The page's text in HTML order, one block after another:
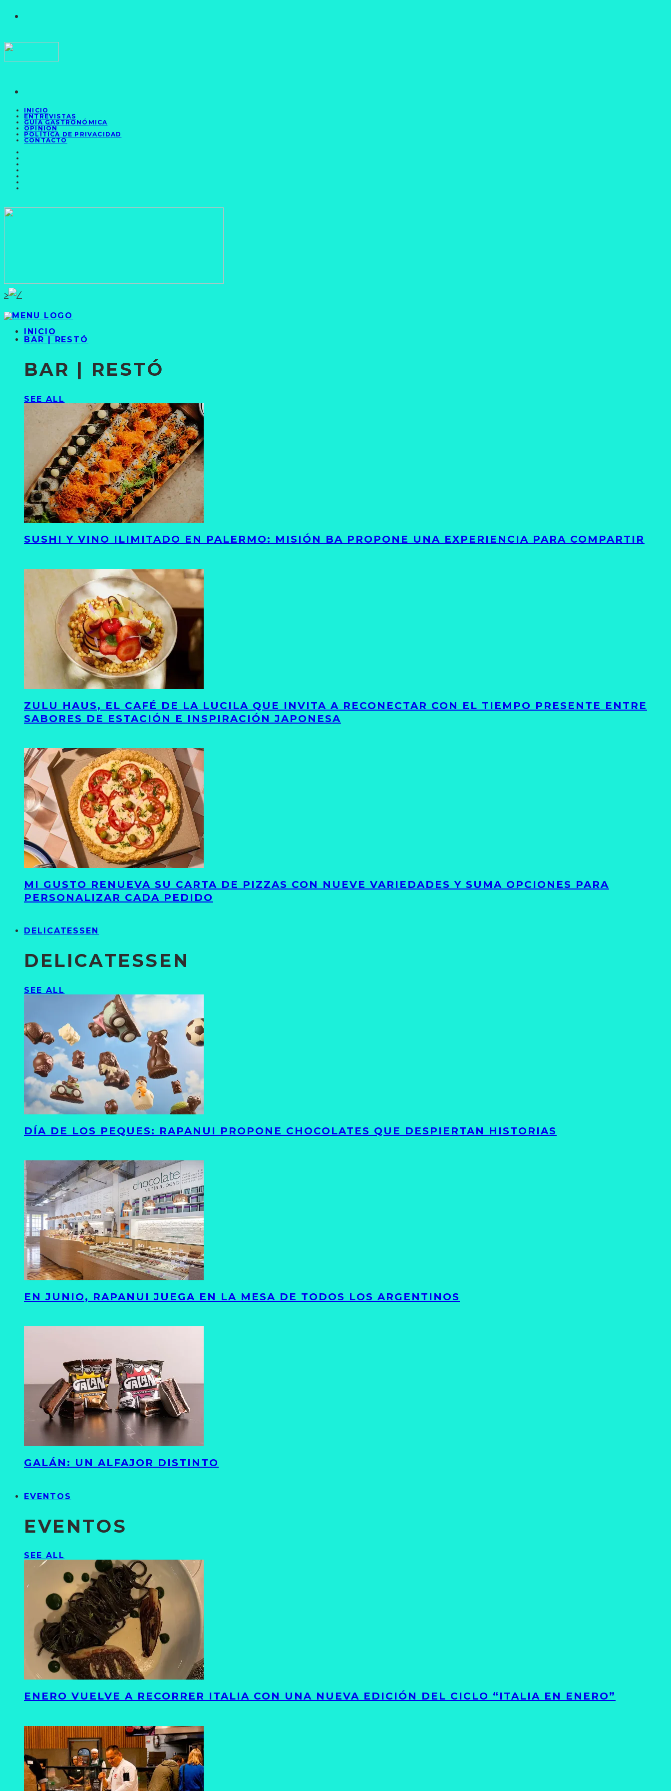
INICIO
ENTREVISTAS
GUÍA GASTRONÓMICA
OPINIÓN
POLÍTICA DE PRIVACIDAD
CONTACTO
>
INICIO
BAR | RESTÓ
BAR | RESTÓ
SEE ALL
SUSHI Y VINO ILIMITADO EN PALERMO: MISIÓN BA PROPONE UNA EXPERIENCIA PARA COMPARTIR
ZULU HAUS, EL CAFÉ DE LA LUCILA QUE INVITA A RECONECTAR CON EL TIEMPO PRESENTE ENTRE
SABORES DE ESTACIÓN E INSPIRACIÓN JAPONESA
MI GUSTO RENUEVA SU CARTA DE PIZZAS CON NUEVE VARIEDADES Y SUMA OPCIONES PARA
PERSONALIZAR CADA PEDIDO
DELICATESSEN
DELICATESSEN
SEE ALL
DÍA DE LOS PEQUES: RAPANUI PROPONE CHOCOLATES QUE DESPIERTAN HISTORIAS
EN JUNIO, RAPANUI JUEGA EN LA MESA DE TODOS LOS ARGENTINOS
GALÁN: UN ALFAJOR DISTINTO
EVENTOS
EVENTOS
SEE ALL
ENERO VUELVE A RECORRER ITALIA CON UNA NUEVA EDICIÓN DEL CICLO “ITALIA EN ENERO”